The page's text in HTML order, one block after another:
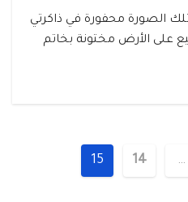
تلك الصورة محفورة في ذاكرتي
على الأرض مختونة بخاتم
…
14
15